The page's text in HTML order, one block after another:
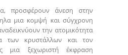
προσφέρουν άνεση στην
μια κομψή και σύγχρονη
την ατομικότητα
των κρυστάλλων και τον
μια ξεχωριστή έκφραση